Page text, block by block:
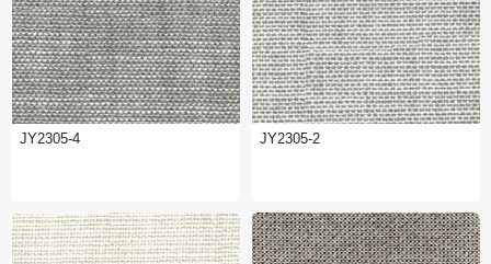
JY2305-4 JY2305-2